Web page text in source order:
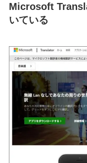
Microsoft
いている